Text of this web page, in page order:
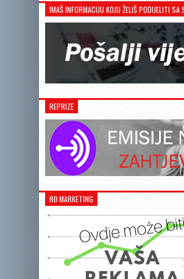
IMAŠ INFORMACIJU KOJU ŽELIŠ PODIJELITI SA
REPRIZE
RĐ MARKETING